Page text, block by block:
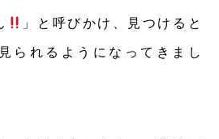
」と呼びかけ、見つけると
られるようになってきまし